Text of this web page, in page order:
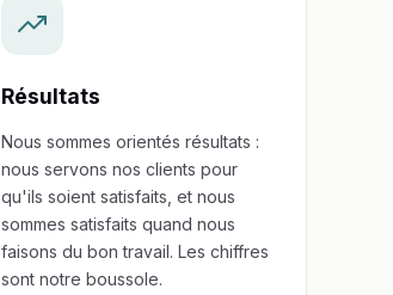
Résultats
Nous sommes orientés résultats :
nous servons nos clients pour
qu'ils soient satisfaits, et nous
sommes satisfaits quand nous
faisons du bon travail. Les chiffres
sont notre boussole.